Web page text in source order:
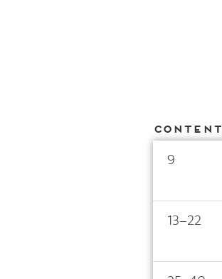
Content
9
13–22